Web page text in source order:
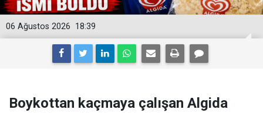
18:39
06 Ağustos 2026
Boykottan kaçmaya çalışan Algida